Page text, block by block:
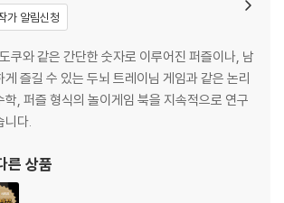
가 알림신청
쿠와 같은 간단한 숫자로 이루어진 퍼즐이나, 남
게 즐길 수 있는 두뇌 트레이님 게임과 같은 논리
학, 퍼즐 형식의 놀이게임 북을 지속적으로 연구
니다.
른 상품